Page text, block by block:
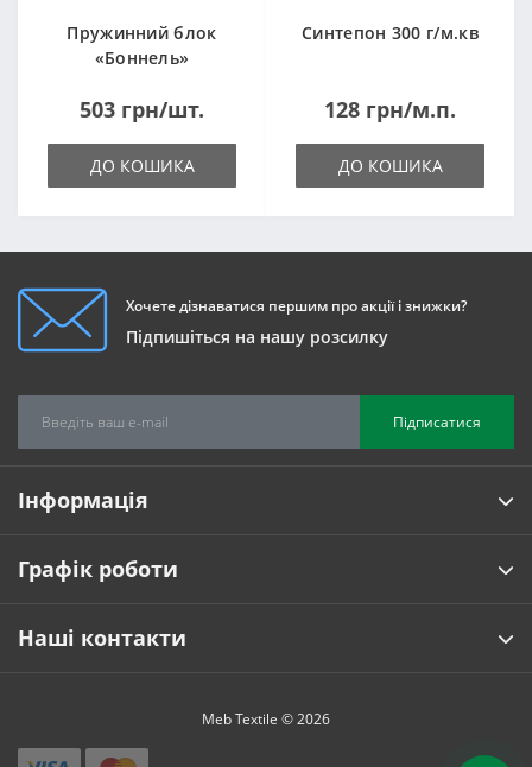
Пружинний блок
«Боннель»
503 грн/шт.
ДО КОШИКА
Синтепон 300 г/м.кв
128 грн/м.п.
ДО КОШИКА
Хочете дізнаватися першим про акції і знижки?
Підпишіться на нашу розсилку
Підписатися
Інформація
Графік роботи
Наші контакти
Meb Textile © 2026